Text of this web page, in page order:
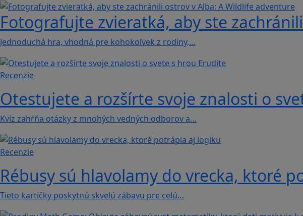
Fotografujte zvieratká, aby ste
Jednoduchá hra, vhodná pre kohokoľvek z rodiny,…
Recenzie
Otestujete a rozšírte svoje znalosti o
Kvíz zahŕňa otázky z mnohých vedných odborov a…
Recenzie
Rébusy sú hlavolamy do vrecka, ktoré
Tieto kartičky poskytnú skvelú zábavu pre celú…